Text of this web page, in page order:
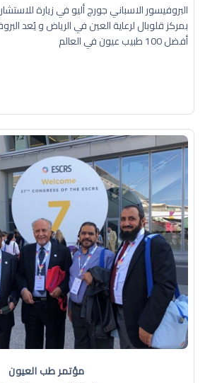
البروفيسور الاسباني جورج أليو في زيارة
بمركز قلوبال لرعاية العين في الرياض و يُعد
أفضل 100 طبيب عيون في العالم
مؤتمر طب العيون